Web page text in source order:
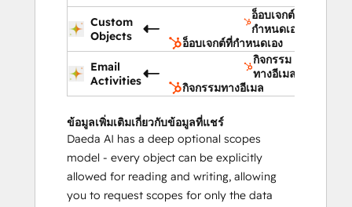
Custom
Objects
อ็อบเจกต์ที่
กำหนดเอง
อ็อบเจกต์ที่กำหนดเอง
Email
Activities
กิจกรรม
ทางอีเมล
กิจกรรมทางอีเมล
ข้อมูลเพิ่มเติมเกี่ยวกับข้อมูลที่แชร์
Daeda AI has a deep optional scopes
model - every object can be explicitly
allowed for reading and writing, allowing
you to request scopes for only the data